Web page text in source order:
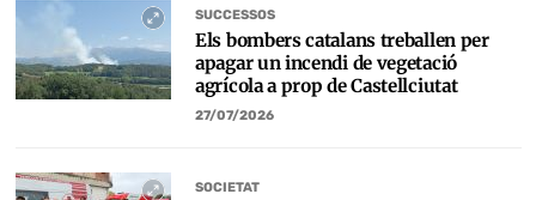
SUCCESSOS
Els bombers catalans treballen per
apagar un incendi de vegetació
agrícola a prop de Castellciutat
27/07/2026
SOCIETAT